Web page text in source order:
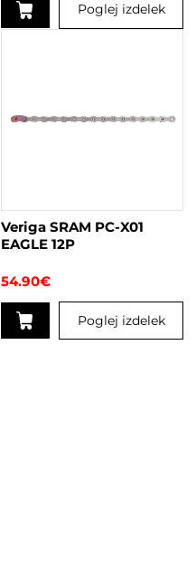
Poglej izdelek
Veriga SRAM PC-X01
EAGLE 12P
54.90€
Poglej izdelek